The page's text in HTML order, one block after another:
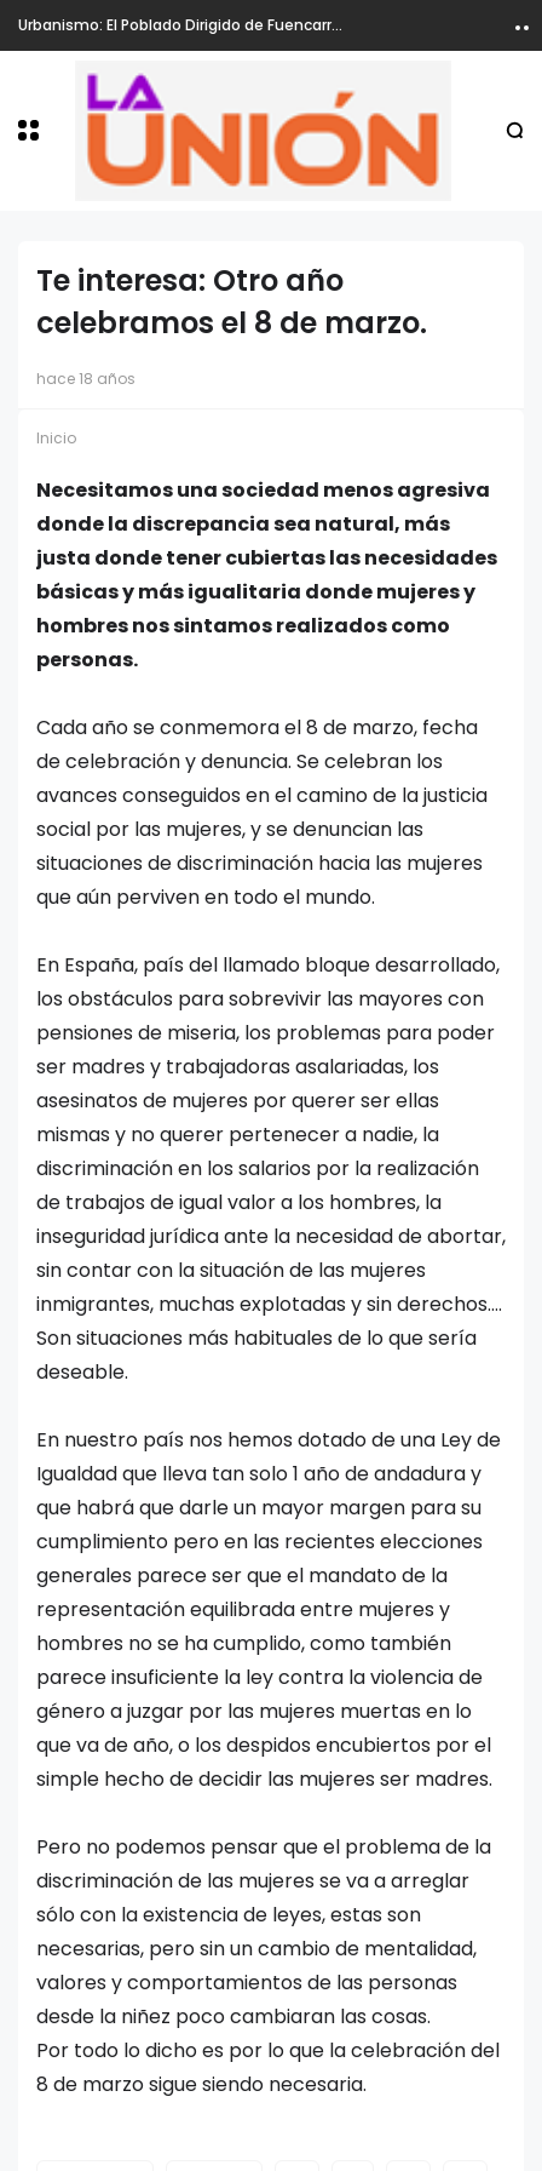
Urbanismo: El Poblado Dirigido de Fuencarral, ha sido declarado Zona de Rehabilitación
Te interesa: Otro año
celebramos el 8 de marzo.
hace 18 años
Inicio
Necesitamos una sociedad menos agresiva
donde la discrepancia sea natural, más
justa donde tener cubiertas las necesidades
básicas y más igualitaria donde mujeres y
hombres nos sintamos realizados como
personas.
Cada año se conmemora el 8 de marzo, fecha
de celebración y denuncia. Se celebran los
avances conseguidos en el camino de la justicia
social por las mujeres, y se denuncian las
situaciones de discriminación hacia las mujeres
que aún perviven en todo el mundo.
En España, país del llamado bloque desarrollado,
los obstáculos para sobrevivir las mayores con
pensiones de miseria, los problemas para poder
ser madres y trabajadoras asalariadas, los
asesinatos de mujeres por querer ser ellas
mismas y no querer pertenecer a nadie, la
discriminación en los salarios por la realización
de trabajos de igual valor a los hombres, la
inseguridad jurídica ante la necesidad de abortar,
sin contar con la situación de las mujeres
inmigrantes, muchas explotadas y sin derechos….
Son situaciones más habituales de lo que sería
deseable.
En nuestro país nos hemos dotado de una Ley de
Igualdad que lleva tan solo 1 año de andadura y
que habrá que darle un mayor margen para su
cumplimiento pero en las recientes elecciones
generales parece ser que el mandato de la
representación equilibrada entre mujeres y
hombres no se ha cumplido, como también
parece insuficiente la ley contra la violencia de
género a juzgar por las mujeres muertas en lo
que va de año, o los despidos encubiertos por el
simple hecho de decidir las mujeres ser madres.
Pero no podemos pensar que el problema de la
discriminación de las mujeres se va a arreglar
sólo con la existencia de leyes, estas son
necesarias, pero sin un cambio de mentalidad,
valores y comportamientos de las personas
desde la niñez poco cambiaran las cosas.
Por todo lo dicho es por lo que la celebración del
8 de marzo sigue siendo necesaria.